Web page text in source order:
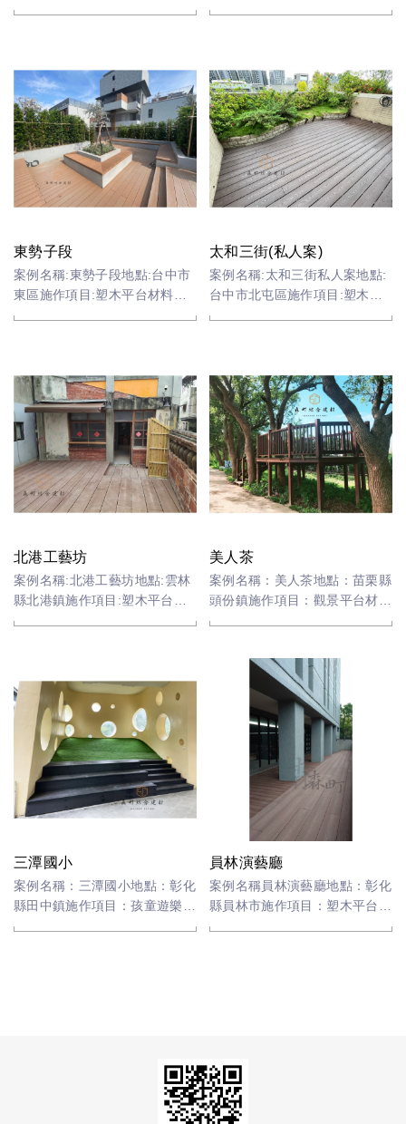
區施作項目：木平台材料：黃硬
安鄉施作項目：塑木平台材料：
東勢子段
案例名稱:東勢子段地點:台中市
東區施作項目:塑木平台材料：
塑膠木
太和三街(私人案)
案例名稱:太和三街私人案地點:
台中市北屯區施作項目:塑木平
台材料:塑膠木
北港工藝坊
案例名稱:北港工藝坊地點:雲林
縣北港鎮施作項目:塑木平台材
料:塑膠木
美人茶
案例名稱：美人茶地點：苗栗縣
頭份鎮施作項目：觀景平台材
料：原木-黃梨木
三潭國小
案例名稱：三潭國小地點：彰化
縣田中鎮施作項目：孩童遊樂平
台工程材料：塑膠木(PE+PP)
員林演藝廳
案例名稱員林演藝廳地點：彰化
縣員林市施作項目：塑木平台材
料-塑木